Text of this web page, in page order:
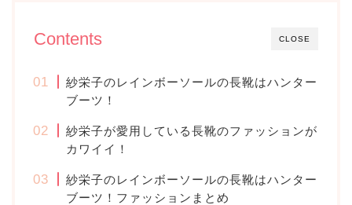
CLOSE
Contents
紗栄子のレインボーソールの長靴はハンター
ブーツ！
紗栄子が愛用している長靴のファッションが
カワイイ！
紗栄子のレインボーソールの長靴はハンター
ブーツ！ファッションまとめ